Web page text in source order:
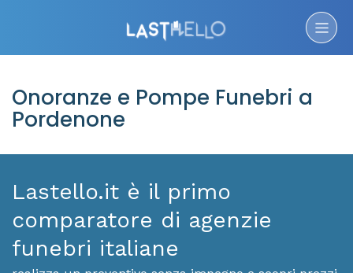
Onoranze e Pompe Funebri a
Pordenone
Lastello.it è il primo
comparatore di agenzie
funebri italiane